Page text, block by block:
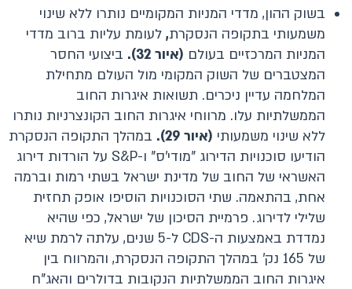
בשוק ההון, מדדי המניות המקומיים נותרו ללא שינוי
משמעותי בתקופה הנסקרת, לעומת עליות ברוב מדדי
המניות המרכזיים בעולם (איור 32).
ביצועי החסר
המצטברים של השוק המקומי מול העולם מתחילת
המלחמה עדיין ניכרים. תשואות איגרות החוב
הממשלתיות עלו. מרווחי איגרות החוב הקונצרניות נותרו
ללא שינוי משמעותי (איור 29
). במהלך התקופה הנסקרת
הודיעו סוכנויות הדירוג "מודי'ס" ו-S&P על הורדות דירוג
האשראי של החוב של מדינת ישראל בשתי רמות וברמה
אחת, בהתאמה. שתי הסוכנויות הוסיפו אופק תחזית
שלילי לדירוג. פרמיית הסיכון של ישראל, כפי שהיא
נמדדת באמצעות ה-CDS ל-5 שנים, עלתה לרמת שיא
של 165 נק' במהלך התקופה הנסקרת, והמרווח בין
איגרות החוב הממשלתיות הנקובות בדולרים והאג"ח